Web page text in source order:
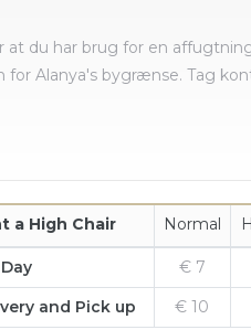
du har brug for en
for Alanya's bygrænse. Tag
a High Chair Normal
€ 7
and Pick up
€ 10